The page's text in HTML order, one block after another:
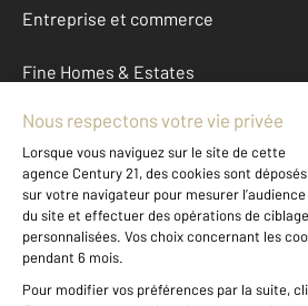
Entreprise et commerce
Fine Homes & Estates
À propos
International
Nous contacter